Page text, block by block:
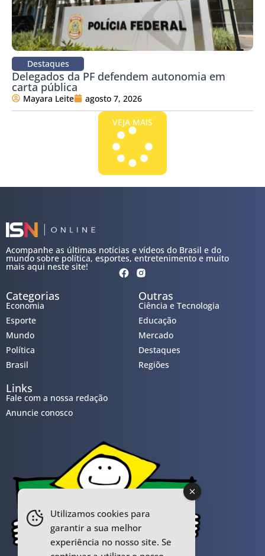
Destaques
Delegados da PF defendem autonomia em
carta pública
Mayara Leite agosto 7, 2026
VEJA MAIS
Acompanhe as últimas notícias e vídeos do Brasil e do
mundo sobre política, esportes, entretenimento e muito
mais aqui neste site!
Categorias
Economia
Esporte
Mundo
Política
Brasil
Outras
Ciência e Tecnologia
Educação
Mercado
Destaques
Regiões
Links
Fale com a nossa redação
Anuncie conosco
Utilizamos cookies para
garantir a sua melhor
experiência no nosso site. Se